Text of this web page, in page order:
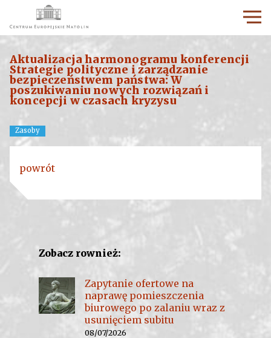
Aktualizacja harmonogramu konferencji
Strategie polityczne i zarządzanie
bezpieczeństwem państwa: W
poszukiwaniu nowych rozwiązań i
koncepcji w czasach kryzysu
Zasoby
powrót
Zobacz rownież:
Zapytanie ofertowe na
naprawę pomieszczenia
biurowego po zalaniu wraz z
usunięciem subitu
08/07/2026